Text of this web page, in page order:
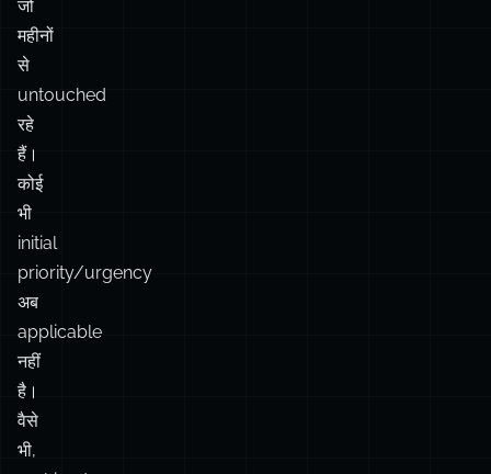
रहे
हैं।
कोई
भी
initial
priority/urgency
अब
applicable
नहीं
है।
वैसे
भी,
archived
issues
को
अक्सर